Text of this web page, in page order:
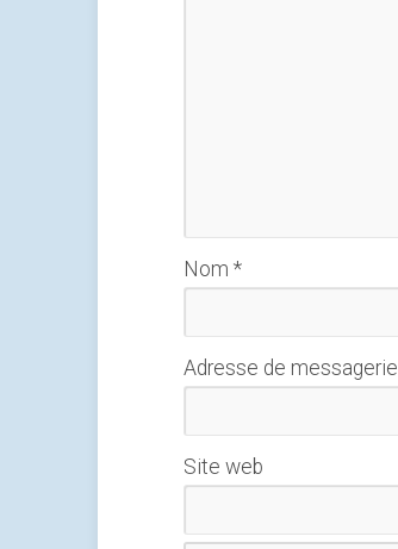
Nom *
Adresse de messagerie
Site web